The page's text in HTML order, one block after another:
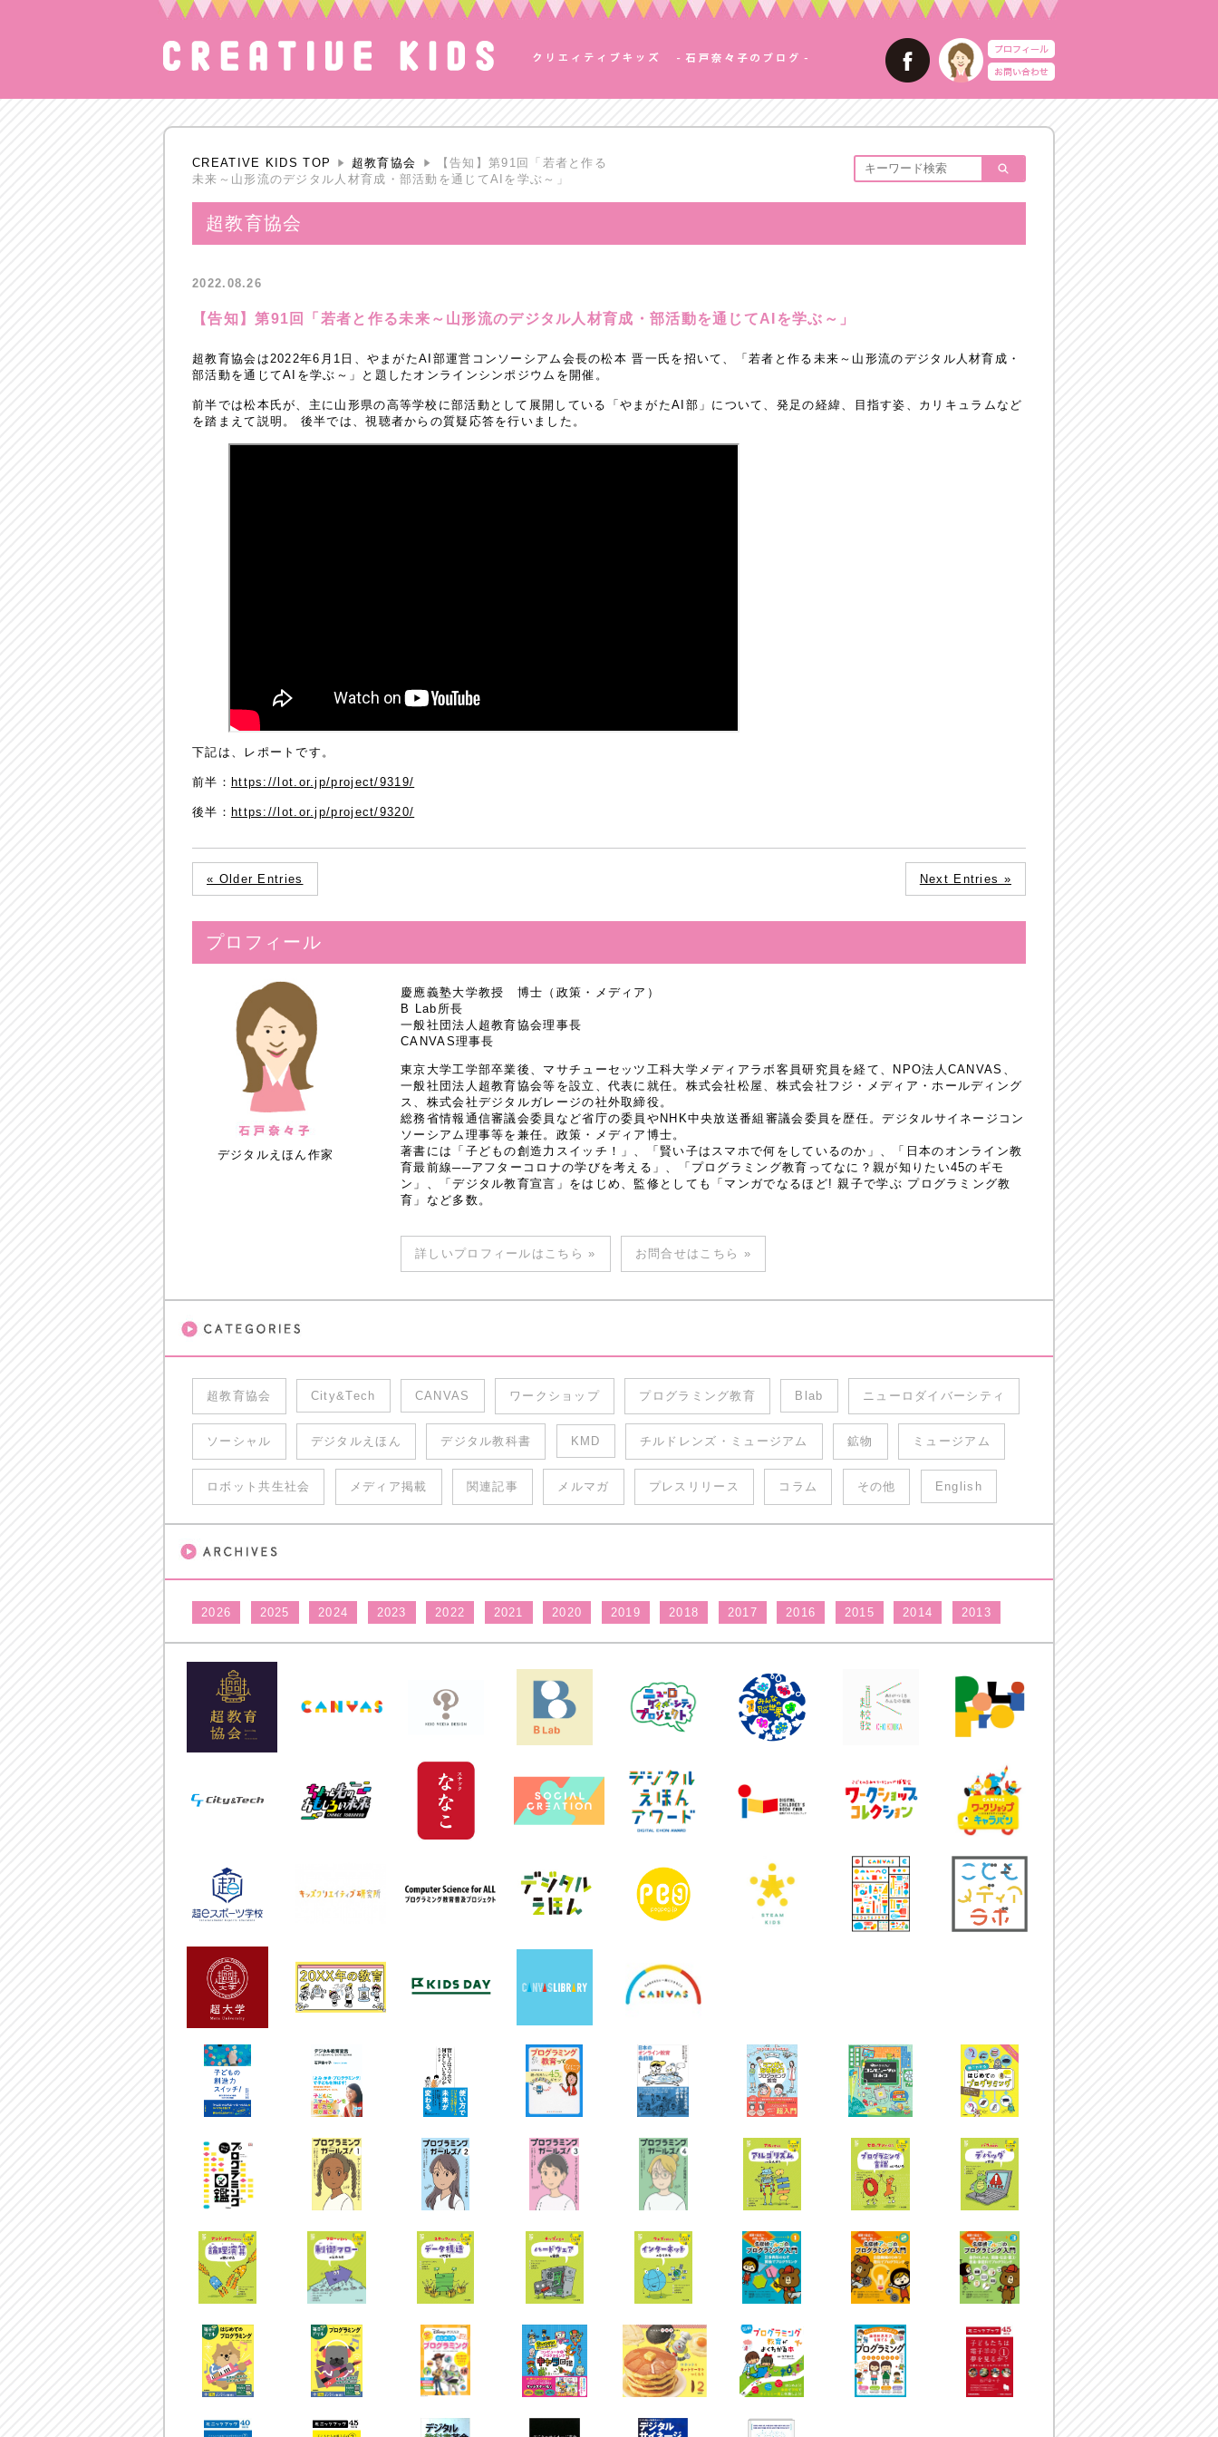
CREATIVE KIDS TOP 超教育協会
【告知】第91回「若者と作る
未来～山形流のデジタル人材育成・部活動を通じてAIを学ぶ～」
超教育協会
2022.08.26
【告知】第91回「若者と作る未来～山形流のデジタル人材育成・部活動を通じてAIを学ぶ～」
超教育協会は2022年6月1日、やまがたAI部運営コンソーシアム会長の松本 晋一氏を招いて、「若者と作る未来～山形流のデジタル人材育成・
部活動を通じてAIを学ぶ～」と題したオンラインシンポジウムを開催。
前半では松本氏が、主に山形県の高等学校に部活動として展開している「やまがたAI部」について、発足の経緯、目指す姿、カリキュラムなど
を踏まえて説明。 後半では、視聴者からの質疑応答を行いました。
下記は、レポートです。
前半： https://lot.or.jp/project/9319/
後半： https://lot.or.jp/project/9320/
« Older Entries Next Entries »
プロフィール
デジタルえほん作家
慶應義塾大学教授 博士（政策・メディア）
B Lab所長
一般社団法人超教育協会理事長
CANVAS理事長
東京大学工学部卒業後、マサチューセッツ工科大学メディアラボ客員研究員を経て、NPO法人CANVAS、
一般社団法人超教育協会等を設立、代表に就任。株式会社松屋、株式会社フジ・メディア・ホールディング
ス、株式会社デジタルガレージの社外取締役。
総務省情報通信審議会委員など省庁の委員やNHK中央放送番組審議会委員を歴任。デジタルサイネージコン
ソーシアム理事等を兼任。政策・メディア博士。
著書には「子どもの創造力スイッチ！」、「賢い子はスマホで何をしているのか」、「日本のオンライン教
育最前線──アフターコロナの学びを考える」、「プログラミング教育ってなに？親が知りたい45のギモ
ン」、「デジタル教育宣言」をはじめ、監修としても「マンガでなるほど! 親子で学ぶ プログラミング教
育」など多数。
詳しいプロフィールはこちら » お問合せはこちら »
超教育協会 City&Tech CANVAS ワークショップ プログラミング教育 Blab ニューロダイバーシティ
ソーシャル デジタルえほん デジタル教科書 KMD チルドレンズ・ミュージアム 鉱物 ミュージアム
ロボット共生社会 メディア掲載 関連記事 メルマガ プレスリリース コラム その他 English
2026 2025 2024 2023 2022 2021 2020 2019 2018 2017 2016 2015 2014 2013